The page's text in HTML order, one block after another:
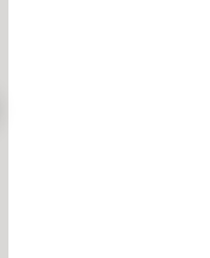
a kedvencekhez